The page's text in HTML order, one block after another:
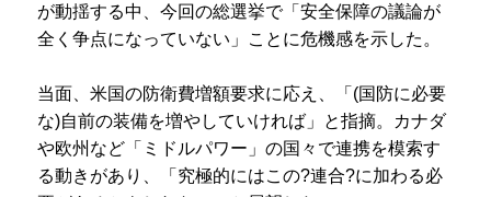
が動揺する中、今回の総選挙で「安全保障の議論が
全く争点になっていない」ことに危機感を示した。
当面、米国の防衛費増額要求に応え、「(国防に必要
な)自前の装備を増やしていければ」と指摘。カナダ
や欧州など「ミドルパワー」の国々で連携を模索す
る動きがあり、「究極的にはこの?連合?に加わる必